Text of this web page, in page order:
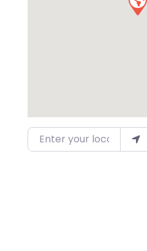
Enter your location